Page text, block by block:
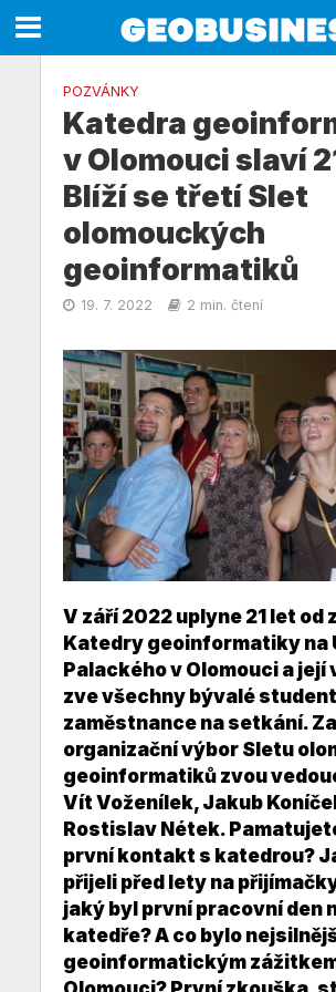
POZVÁNKY
Katedra
v Olomouci slaví
Blíží se třetí Slet
olomouckých
geoinformatiků
19. 7. 2022 2 min. čtení
V září 2022 uplyne 21 let od
Katedry geoinformatiky na
Palackého v Olomouci a její
zve všechny bývalé
zaměstnance na setkání. Za
organizační výbor Sletu
geoinformatiků zvou
Vít Voženílek, Jakub
Rostislav Nétek.
první kontakt s katedrou?
přijeli před lety na
jaký byl první pracovní den
katedře? A co bylo
geoinformatickým